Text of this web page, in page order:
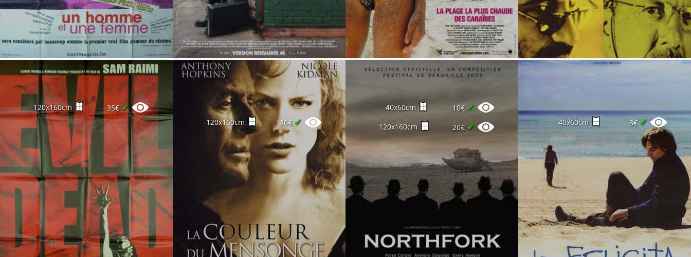
120x160cm 35€✔
120x160cm 20€✔
40x60cm 10€ ✔
120x160cm 20€ ✔ 40x60cm 8€ ✔